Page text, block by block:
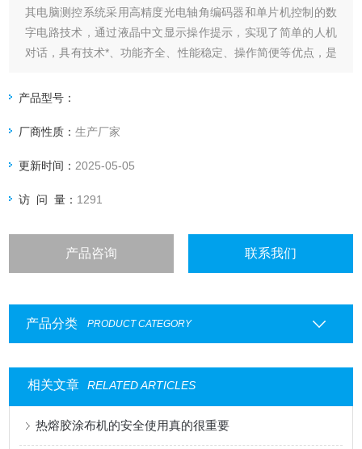
其电脑测控系统采用高精度光电轴角编码器和单片机控制的数
字电路技术，通过液晶中文显示操作提示，实现了简单的人机
对话，具有技术*、功能齐全、性能稳定、操作简便等优点，是
验设备。
产品型号：
厂商性质：生产厂家
更新时间： 2025-05-05
访 问 量： 1291
产品咨询 联系我们
产品分类 PRODUCT CATEGORY
相关文章 RELATED ARTICLES
热熔胶涂布机的安全使用真的很重要